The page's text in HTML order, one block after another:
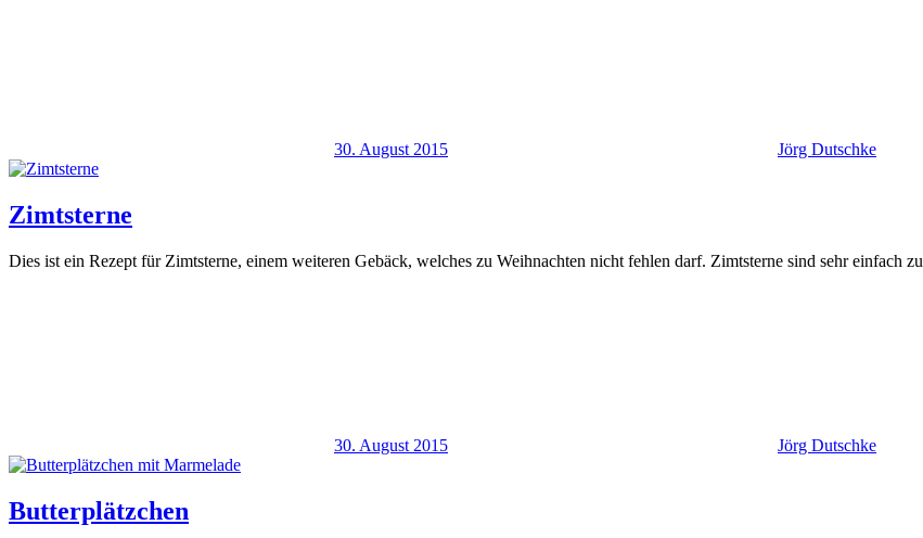
30. August 2015 Jörg Dutschke
Zimtsterne
Dies ist ein Rezept für Zimtsterne, einem weiteren Gebäck, welches zu Weihnachten nicht fehlen darf. Zimtsterne sind sehr einfach zu
30. August 2015 Jörg Dutschke
Butterplätzchen